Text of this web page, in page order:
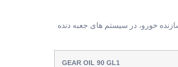
خورو، در سیستم های جعبه دنده
GEAR OIL 90 GL1